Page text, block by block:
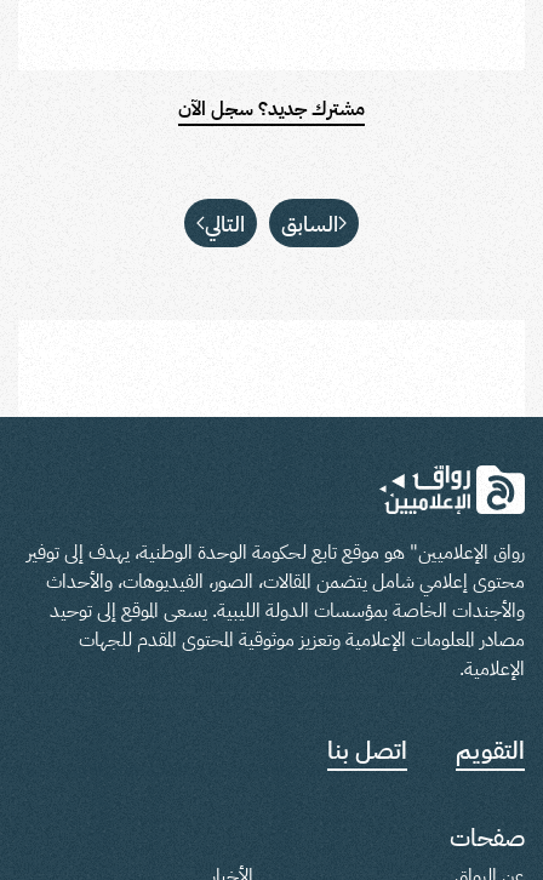
مشترك جديد؟ سجل الآن
السابق التالي
رواق الإعلاميين" هو موقع تابع لحكومة الوحدة الوطنية، يهدف إلى توفير
محتوى إعلامي شامل يتضمن المقالات، الصور، الفيديوهات، والأحداث
والأجندات الخاصة بمؤسسات الدولة الليبية. يسعى الموقع إلى توحيد
مصادر المعلومات الإعلامية وتعزيز موثوقية المحتوى المقدم للجهات
الإعلامية.
التقويم اتصل بنا
صفحات